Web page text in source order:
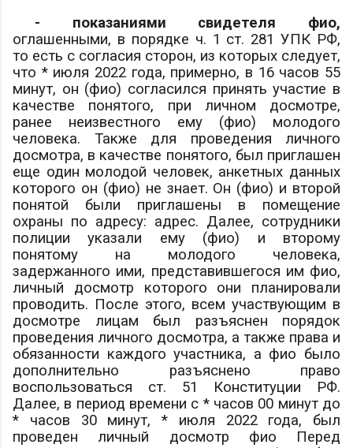
- показаниями свидетеля фио,
оглашенными, в порядке ч. 1 ст. 281 УПК РФ,
то есть с согласия сторон, из которых следует,
что * июля 2022 года, примерно, в 16 часов 55
минут, он (фио) согласился принять участие в
качестве понятого, при личном досмотре,
ранее неизвестного ему (фио) молодого
человека. Также для проведения личного
досмотра, в качестве понятого, был приглашен
еще один молодой человек, анкетных данных
которого он (фио) не знает. Он (фио) и второй
понятой были приглашены в помещение
охраны по адресу: адрес. Далее, сотрудники
полиции указали ему (фио) и второму
понятому на молодого человека,
задержанного ими, представившегося им фио,
личный досмотр которого они планировали
проводить. После этого, всем участвующим в
досмотре лицам был разъяснен порядок
проведения личного досмотра, а также права и
обязанности каждого участника, а фио было
дополнительно разъяснено право
воспользоваться ст. 51 Конституции РФ.
Далее, в период времени с * часов 00 минут до
* часов 30 минут, * июля 2022 года, был
проведен личный досмотр фио Перед